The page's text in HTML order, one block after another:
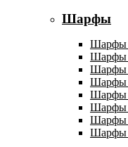
Шарфы
Шарфы
Шарфы
Шарфы
Шарфы
Шарфы
Шарфы
Шарфы
Шарфы